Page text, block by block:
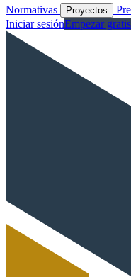
Normativas Proyectos
Iniciar sesiónEmpezar gratis